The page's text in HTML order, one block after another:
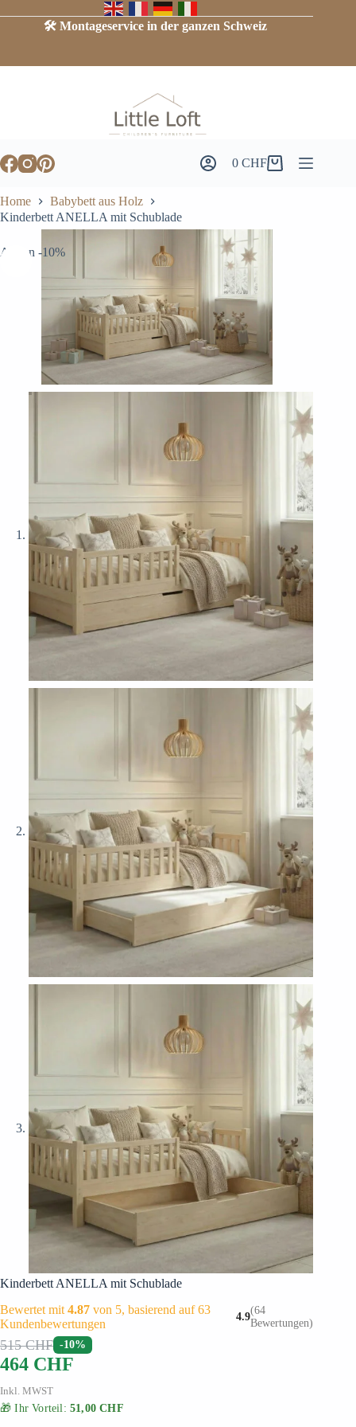
to
🛠️ Montageservice in der ganzen Schweiz
Warenkorb
0CHF
Home
Babybett aus Holz
Kinderbett ANELLA mit Schublade
Aktion -10%
Kinderbett ANELLA mit Schublade
Bewertet mit 4.87 von 5, basierend auf63
Kundenbewertungen
4.9
(64
Bewertungen)
-10%
515CHF
464 CHF
Inkl. MWST
🎁 Ihr Vorteil: 51,00 CHF